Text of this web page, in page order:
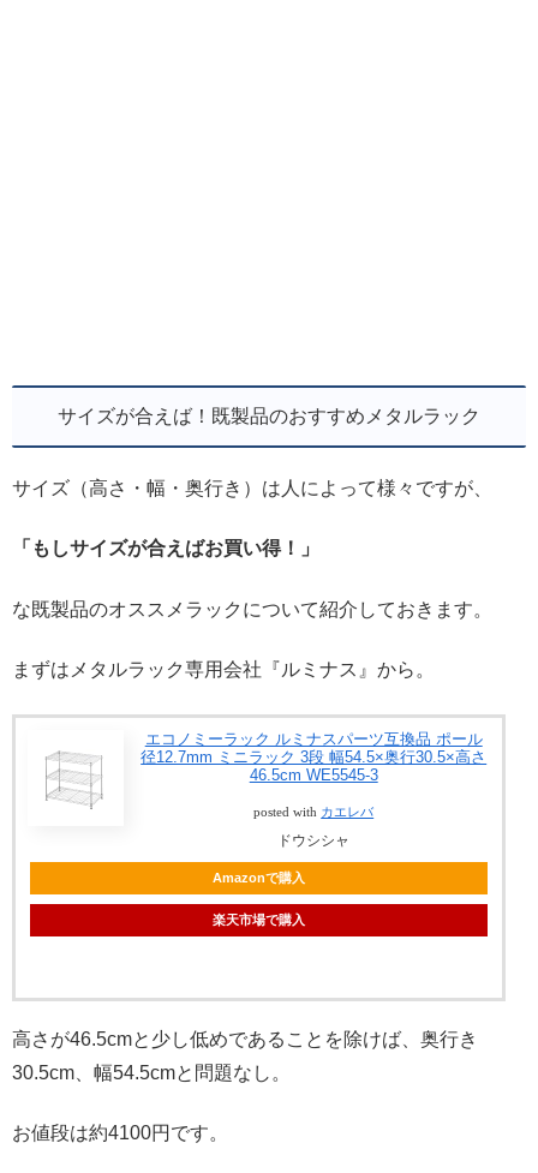
サイズが合えば！既製品のおすすめメタルラック
サイズ（高さ・幅・奥行き）は人によって様々ですが、
「もしサイズが合えばお買い得！」
な既製品のオススメラックについて紹介しておきます。
まずはメタルラック専用会社『ルミナス』から。
エコノミーラック ルミナスパーツ互換品 ポール
径12.7mm ミニラック 3段 幅54.5×奥行30.5×高さ
46.5cm WE5545-3
posted with カエレバ
ドウシシャ
Amazonで購入
楽天市場で購入
高さが46.5cmと少し低めであることを除けば、奥行き
30.5cm、幅54.5cmと問題なし。
お値段は約4100円です。